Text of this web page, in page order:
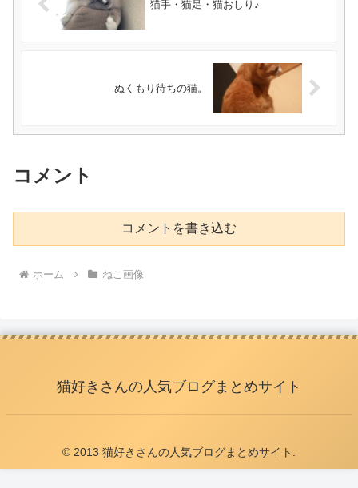
猫手・猫足・猫おしり♪
ぬくもり待ちの猫。
コメント
コメントを書き込む
ホーム ねこ画像
猫好きさんの人気ブログまとめサイト
© 2013 猫好きさんの人気ブログまとめサイト.